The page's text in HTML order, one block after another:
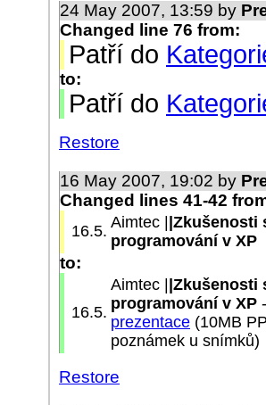
24 May 2007, 13:59 by
Changed line 76 from:
Patří do
to:
Patří do
Restore
16 May 2007, 19:02 by
Changed lines 41-42
16.5. Aimtec |
|Zkušenosti
programování v XP
to:
16.5.
Aimtec |
|Zkušenosti
programování v XP
prezentace (10MB
poznámek u snímků)
Restore